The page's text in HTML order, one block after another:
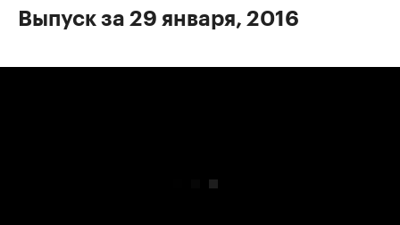
Выпуск за 29 января, 2016